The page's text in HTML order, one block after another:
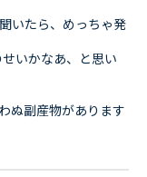
いたら、めっちゃ発
いかなあ、と思い
ぬ副産物があります